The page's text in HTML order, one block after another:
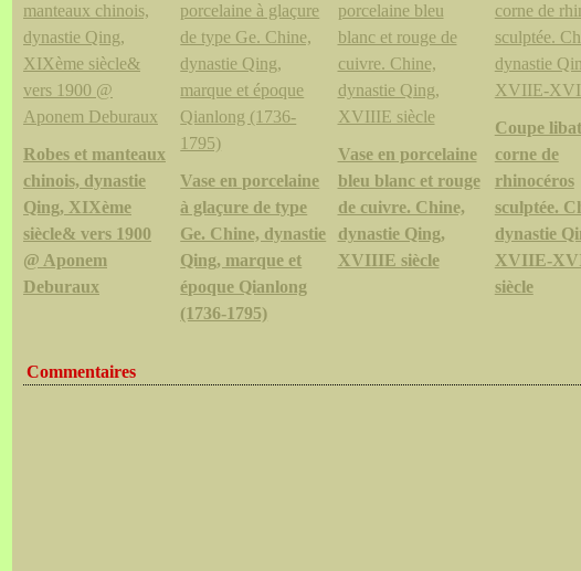
Robes et manteaux
chinois, dynastie
Qing, XIXème
siècle& vers 1900
@ Aponem
Deburaux
Vase en porcelaine
à glaçure de type
Ge. Chine, dynastie
Qing, marque et
époque Qianlong
(1736-1795)
Vase en porcelaine
bleu blanc et rouge
de cuivre. Chine,
dynastie Qing,
XVIIIE siècle
Coupe
corne de
rhinocéros
sculptée.
dynastie
XVIIE-
siècle
Commentaires